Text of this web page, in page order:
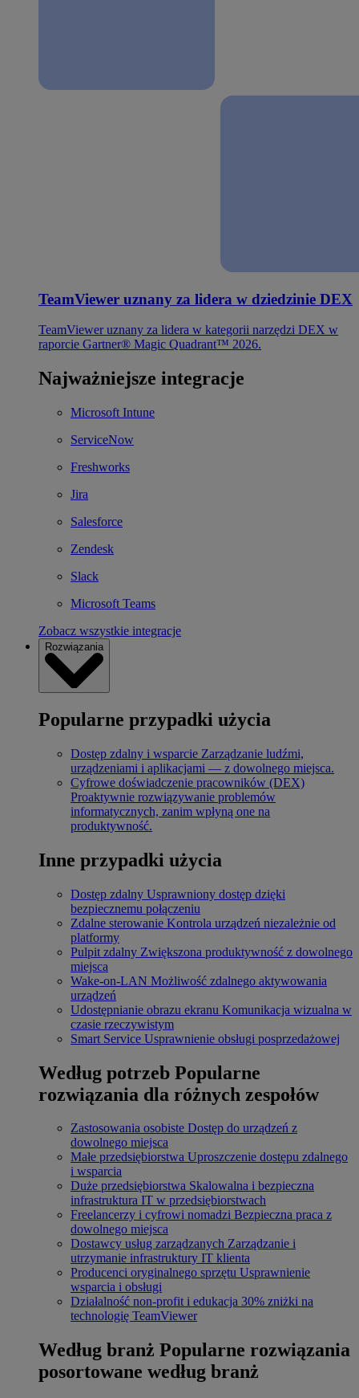
TeamViewer uznany za lidera w dziedzinie DEX
TeamViewer uznany za lidera w kategorii narzędzi DEX w
raporcie Gartner® Magic Quadrant™ 2026.
Najważniejsze integracje
Microsoft Intune
ServiceNow
Freshworks
Jira
Salesforce
Zendesk
Slack
Microsoft Teams
Zobacz wszystkie integracje
Rozwiązania
Popularne przypadki użycia
Dostęp zdalny i wsparcie Zarządzanie ludźmi,
urządzeniami i aplikacjami — z dowolnego miejsca.
Cyfrowe doświadczenie pracowników (DEX)
Proaktywnie rozwiązywanie problemów
informatycznych, zanim wpłyną one na
produktywność.
Inne przypadki użycia
Dostęp zdalny Usprawniony dostęp dzięki
bezpiecznemu połączeniu
Zdalne sterowanie Kontrola urządzeń niezależnie od
platformy
Pulpit zdalny Zwiększona produktywność z dowolnego
miejsca
Wake-on-LAN Możliwość zdalnego aktywowania
urządzeń
Udostępnianie obrazu ekranu Komunikacja wizualna w
czasie rzeczywistym
Smart Service Usprawnienie obsługi posprzedażowej
Według potrzeb Popularne
rozwiązania dla różnych zespołów
Zastosowania osobiste Dostęp do urządzeń z
dowolnego miejsca
Małe przedsiębiorstwa Uproszczenie dostępu zdalnego
i wsparcia
Duże przedsiębiorstwa Skalowalna i bezpieczna
infrastruktura IT w przedsiębiorstwach
Freelancerzy i cyfrowi nomadzi Bezpieczna praca z
dowolnego miejsca
Dostawcy usług zarządzanych Zarządzanie i
utrzymanie infrastruktury IT klienta
Producenci oryginalnego sprzętu Usprawnienie
wsparcia i obsługi
Działalność non-profit i edukacja 30% zniżki na
technologię TeamViewer
Według branż Popularne rozwiązania
posortowane według branż